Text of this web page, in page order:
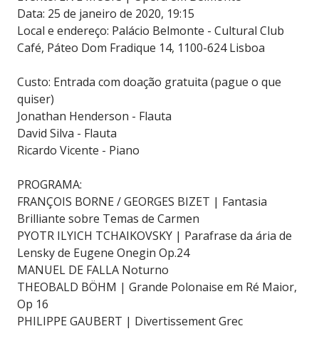
Data: 25 de janeiro de 2020, 19:15
Local e endereço: Palácio Belmonte - Cultural Club
Café, Páteo Dom Fradique 14, 1100-624 Lisboa
Custo: Entrada com doação gratuita (pague o que
quiser)
Jonathan Henderson - Flauta
David Silva - Flauta
Ricardo Vicente - Piano
PROGRAMA:
FRANÇOIS BORNE / GEORGES BIZET | Fantasia
Brilliante sobre Temas de Carmen
PYOTR ILYICH TCHAIKOVSKY | Parafrase da ária de
Lensky de Eugene Onegin Op.24
MANUEL DE FALLA Noturno
THEOBALD BÖHM | Grande Polonaise em Ré Maior,
Op 16
PHILIPPE GAUBERT | Divertissement Grec